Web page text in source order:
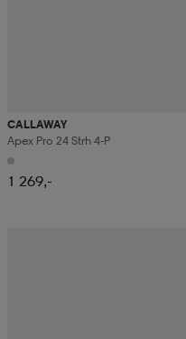
CALLAWAY
Apex Pro 24 Strh 4-P
1 269,-